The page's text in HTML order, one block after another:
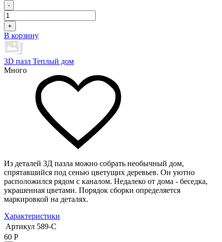
-
+
В корзину
3D пазл Теплый дом
Много
Из деталей 3Д пазла можно собрать необычный дом,
спрятавшийся под сенью цветущих деревьев. Он уютно
расположился рядом с каналом. Недалеко от дома - беседка,
украшенная цветами. Порядок сборки определяется
маркировкой на деталях.
Характеристики
Артикул 589-C
60 Р